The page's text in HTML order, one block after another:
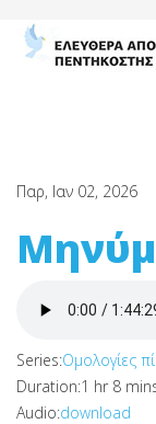
Παρ, Ιαν 02, 2026
Series:Ομολογίες
Duration:1 hr 8
Audio:download